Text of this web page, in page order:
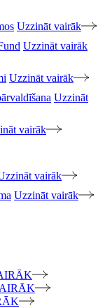
Uzzināt vairāk
Uzzināt vairāk
Uzzināt vairāk
Uzzināt
vairāk
vairāk
Uzzināt vairāk